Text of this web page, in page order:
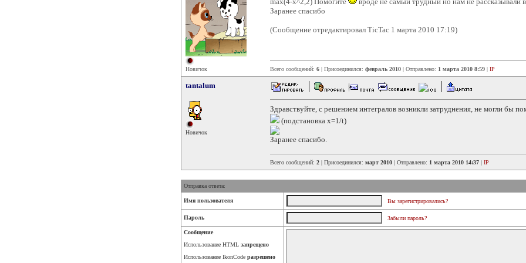
Новичок
Заранее спасибо
(Сообщение отредактировал TicTac 1 марта 2010 17:19)
Всего сообщений: 6 | Присоединился: февраль 2010 | Отправлено: 1 марта 2010 8:59 | IP
tantalum
Новичок
Здравствуйте, с решением интегралов возникли затруднения, не могли бы
(подстановка x=1/t)
Заранее спасибо.
Всего сообщений: 2 | Присоединился: март 2010 | Отправлено: 1 марта 2010 14:37 | IP
Отправка ответа:
Имя пользователя Вы зарегистрировались?
Пароль Забыли пароль?
Сообщение
Использование HTML запрещено
Использование IkonCode разрешено